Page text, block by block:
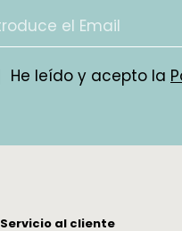
¿En
como
las
He leído y acepto la
Servicio al cliente